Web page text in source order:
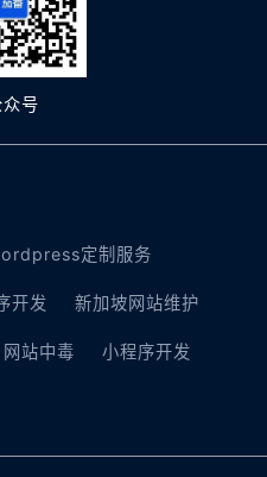
众号
定制服务
开发 新加坡网站维护
网站中毒 小程序开发